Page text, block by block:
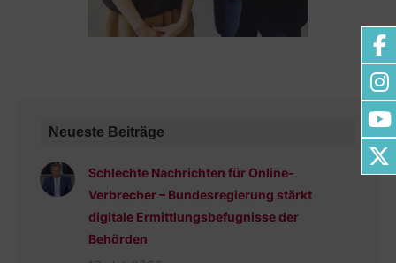
Neueste Beiträge
Schlechte Nachrichten für Online-
Verbrecher – Bundesregierung stärkt
digitale Ermittlungsbefugnisse der
Behörden